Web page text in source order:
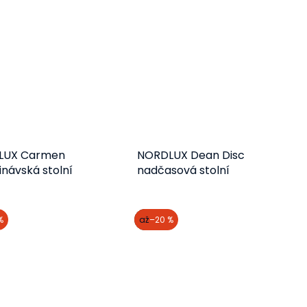
Carmen
stolní
NORDLUX Dean Disc
nadčasová stolní
akce
až–20 %